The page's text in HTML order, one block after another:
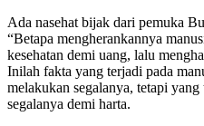
Ada nasehat bijak dari pemuka
“Betapa mengherankannya
kesehatan demi uang, lalu
Inilah fakta yang terjadi pada
melakukan segalanya, tetapi
segalanya demi harta.